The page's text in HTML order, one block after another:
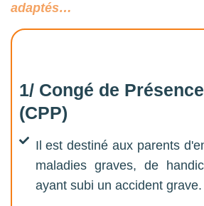
adaptés…
1/ Congé de
(CPP)
Il est destiné aux parents
maladies graves, de
ayant subi un accident grave.